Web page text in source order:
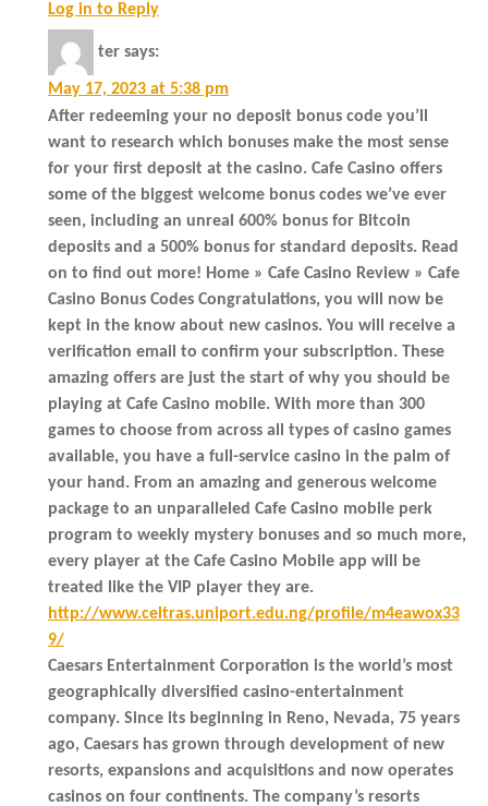
Log in to Reply
ter says:
May 17, 2023 at 5:38 pm
After redeeming your no deposit bonus code you’ll
want to research which bonuses make the most sense
for your first deposit at the casino. Cafe Casino offers
some of the biggest welcome bonus codes we’ve ever
seen, including an unreal 600% bonus for Bitcoin
deposits and a 500% bonus for standard deposits. Read
on to find out more! Home » Cafe Casino Review » Cafe
Casino Bonus Codes Congratulations, you will now be
kept in the know about new casinos. You will receive a
verification email to confirm your subscription. These
amazing offers are just the start of why you should be
playing at Cafe Casino mobile. With more than 300
games to choose from across all types of casino games
available, you have a full-service casino in the palm of
your hand. From an amazing and generous welcome
package to an unparalleled Cafe Casino mobile perk
program to weekly mystery bonuses and so much more,
every player at the Cafe Casino Mobile app will be
treated like the VIP player they are.
http://www.celtras.uniport.edu.ng/profile/m4eawox33
9/
Caesars Entertainment Corporation is the world’s most
geographically diversified casino-entertainment
company. Since its beginning in Reno, Nevada, 75 years
ago, Caesars has grown through development of new
resorts, expansions and acquisitions and now operates
casinos on four continents. The company’s resorts